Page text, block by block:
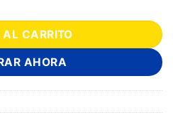
CARRITO
AHORA